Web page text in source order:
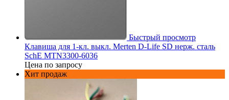
Быстрый просмотр
Клавиша для 1-кл. выкл. Merten D-Life SD нерж. сталь
SchE MTN3300-6036
Цена по запросу
Хит продаж